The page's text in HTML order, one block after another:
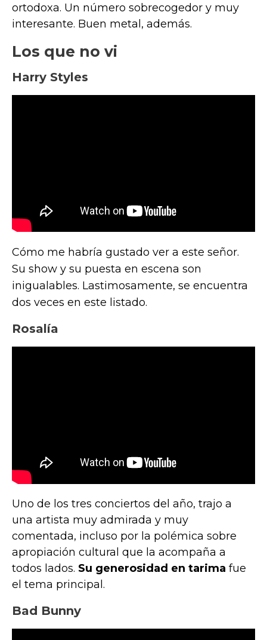
ortodoxa. Un número sobrecogedor y muy
interesante. Buen metal, además.
Los que no vi
Harry Styles
Cómo me habría gustado ver a este señor.
Su show y su puesta en escena son
inigualables. Lastimosamente, se encuentra
dos veces en este listado.
Rosalía
Uno de los tres conciertos del año, trajo a
una artista muy admirada y muy
comentada, incluso por la polémica sobre
apropiación cultural que la acompaña a
todos lados. Su generosidad en tarima fue
el tema principal.
Bad Bunny